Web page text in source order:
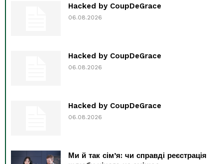
Hacked by CoupDeGrace
06.08.2026
Hacked by CoupDeGrace
06.08.2026
Hacked by CoupDeGrace
06.08.2026
Ми й так сім’я: чи справді реєстрація